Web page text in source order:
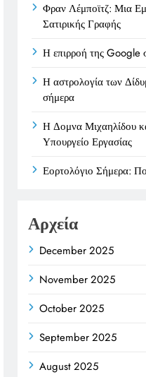
Φραν Λέμποϊτζ: Μια
Σατιρικής Γραφής
Η επιρροή της Google
Η αστρολογία των
σήμερα
Η Δομνα Μιχαηλίδου
Υπουργείο Εργασίας
Εορτολόγιο Σήμερα:
Αρχεία
December 2025
November 2025
October 2025
September 2025
August 2025